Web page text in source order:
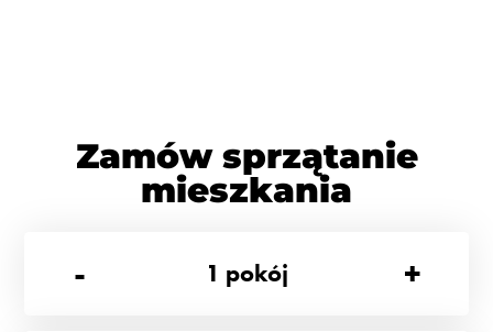
Zamów sprzątanie
mieszkania
-
1 pokój +